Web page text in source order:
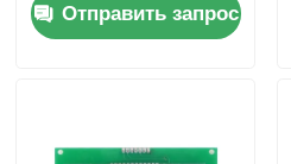
месячной гарантией
для встраиваемых
Отправить запрос